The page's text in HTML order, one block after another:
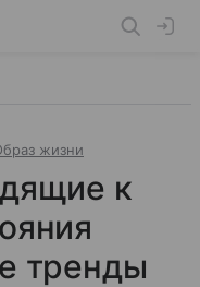
жизни
к
тренды